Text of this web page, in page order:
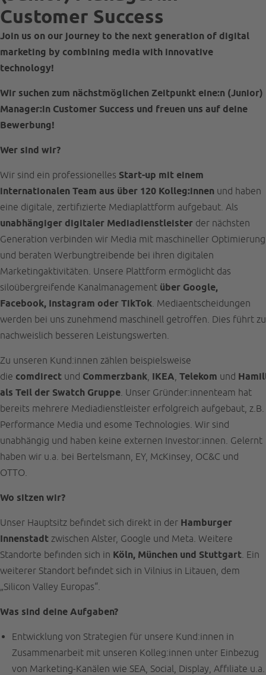
Customer Success
Join us on our journey to the next generation of digital
marketing by combining media with innovative
technology!
Wir suchen zum nächstmöglichen Zeitpunkt eine:n (Junior)
Manager:in Customer Success und freuen uns auf deine
Bewerbung!
Wer sind wir?
Wir sind ein professionelles Start-up mit einem
internationalen Team aus über 120 Kolleg:innen und haben
eine digitale, zertifizierte Mediaplattform aufgebaut. Als
unabhängiger digitaler Mediadienstleister der nächsten
Generation verbinden wir Media mit maschineller Optimierung
und beraten Werbungtreibende bei ihren digitalen
Marketingaktivitäten. Unsere Plattform ermöglicht das
siloübergreifende Kanalmanagement über Google,
Facebook, Instagram oder TikTok . Mediaentscheidungen
werden bei uns zunehmend maschinell getroffen. Dies führt zu
nachweislich besseren Leistungswerten.
Zu unseren Kund:innen zählen beispielsweise
die comdirect und Commerzbank IKEA Telekom und
als Teil der Swatch Gruppe . Unser Gründer:innenteam hat
bereits mehrere Mediadienstleister erfolgreich aufgebaut, z.B.
Performance Media und esome Technologies. Wir sind
unabhängig und haben keine externen Investor:innen. Gelernt
haben wir u.a. bei Bertelsmann, EY, McKinsey, OC&C und
OTTO.
Wo sitzen wir?
Unser Hauptsitz befindet sich direkt in der Hamburger
Innenstadt zwischen Alster, Google und Meta. Weitere
Standorte befinden sich in Köln, München und Stuttgart . Ein
weiterer Standort befindet sich in Vilnius in Litauen, dem
„Silicon Valley Europas“.
Was sind deine Aufgaben?
Entwicklung von Strategien für unsere Kund:innen in
Zusammenarbeit mit unseren Kolleg:innen unter Einbezug
von Marketing-Kanälen wie SEA, Social, Display, Affiliate u.a.